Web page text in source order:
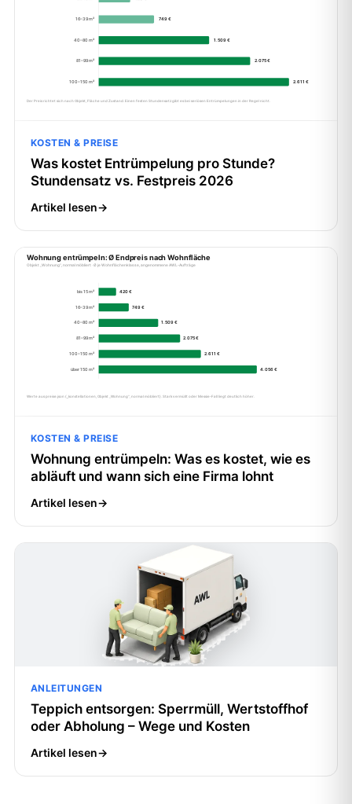
KOSTEN & PREISE
Was kostet Entrümpelung pro Stunde?
Stundensatz vs. Festpreis 2026
Artikel lesen→
KOSTEN & PREISE
Wohnung entrümpeln: Was es kostet, wie es
abläuft und wann sich eine Firma lohnt
Artikel lesen→
ANLEITUNGEN
Teppich entsorgen: Sperrmüll, Wertstoffhof
oder Abholung – Wege und Kosten
Artikel lesen→